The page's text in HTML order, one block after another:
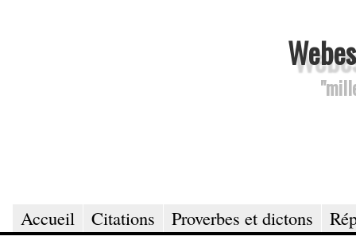
Accueil Citations Proverbes et dictons